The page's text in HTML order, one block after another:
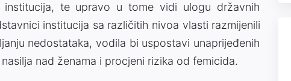
te upravo u tome vidi ulogu državnih
institucija sa različitih nivoa vlasti razmijenili
nedostataka, vodila bi uspostavi unaprijeđenih
nad ženama i procjeni rizika od femicida.